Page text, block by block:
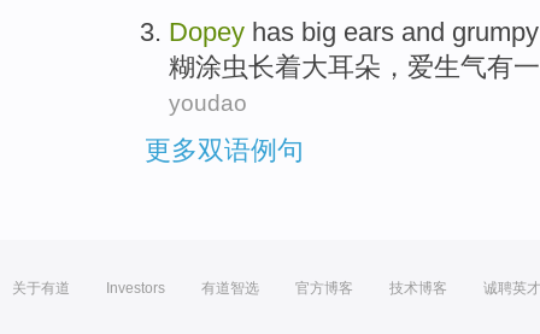
Dopey has big ears and
糊涂虫长着大耳朵 ，爱生气有
youdao
更多双语例句
关于有道 Investors 有道智选 官方博客 技术博客 诚聘英才